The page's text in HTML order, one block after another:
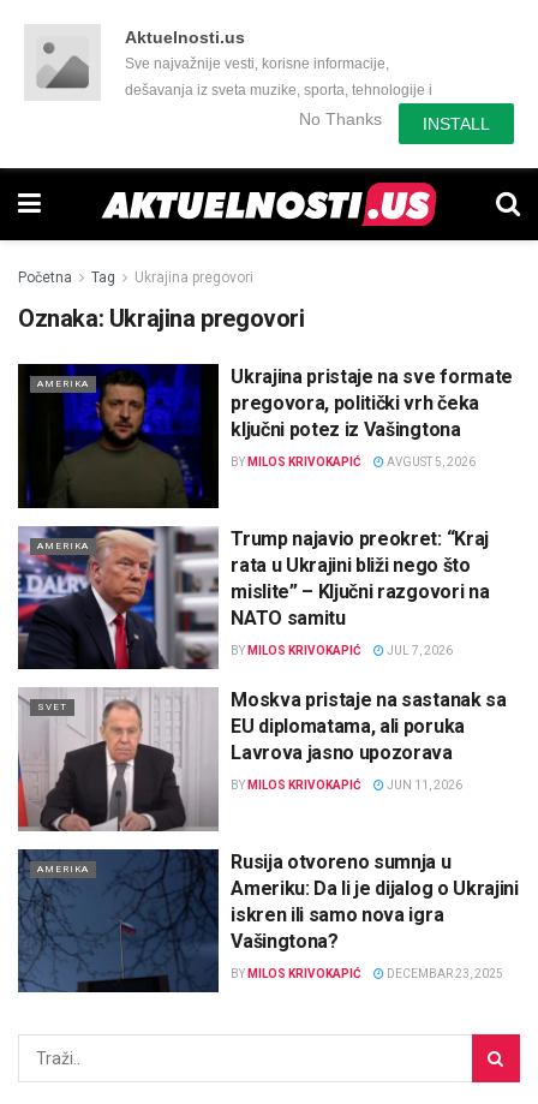
Aktuelnosti.us
Sve najvažnije vesti, korisne informacije,
dešavanja iz sveta muzike, sporta, tehnologije i
još mnogo toga zanimljivog.No Thanks INSTALL
Početna Tag Ukrajina pregovori
Oznaka: Ukrajina pregovori
AMERIKA
Ukrajina pristaje na sve formate
pregovora, politički vrh čeka
ključni potez iz Vašingtona
BY MILOS KRIVOKAPIĆ AVGUST 5, 2026
AMERIKA
Trump najavio preokret: “Kraj
rata u Ukrajini bliži nego što
mislite” – Ključni razgovori na
NATO samitu
BY MILOS KRIVOKAPIĆ JUL 7, 2026
SVET
Moskva pristaje na sastanak sa
EU diplomatama, ali poruka
Lavrova jasno upozorava
BY MILOS KRIVOKAPIĆ JUN 11, 2026
AMERIKA
Rusija otvoreno sumnja u
Ameriku: Da li je dijalog o Ukrajini
iskren ili samo nova igra
Vašingtona?
BY MILOS KRIVOKAPIĆ DECEMBAR 23, 2025